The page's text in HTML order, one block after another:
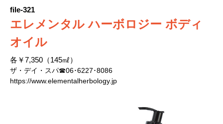
file-321
エレメンタル ハーボロジー ボディ
オイル
各￥7,350（145㎖）
ザ・デイ・スパ☎06･6227･8086
https://www.elementalherbology.jp